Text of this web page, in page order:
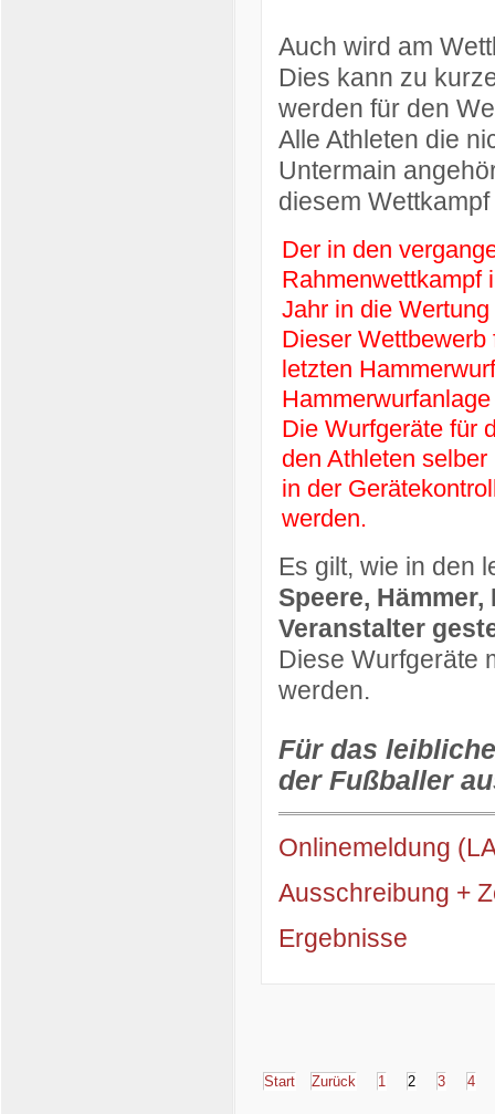
Auch wird am
Dies kann zu
werden für den
Alle Athleten die
Untermain
diesem
Der in den
Rahmenwettkampf
Jahr in die
Dieser
letzten
Die Wurfgeräte für
den Athleten
in der
werden.
Es gilt, wie in den
Speere,
Veranstalter
Diese Wurfgeräte
werden.
Für das
der Fußballer
Onlinemeldung
Ausschreibung +
Ergebnisse
Start Zurück 1 2 3 4